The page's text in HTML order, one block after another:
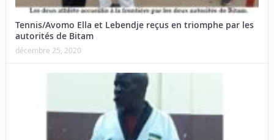
Tennis/Avomo Ella et Lebendje reçus en triomphe par les
autorités de Bitam
décembre 25, 2020